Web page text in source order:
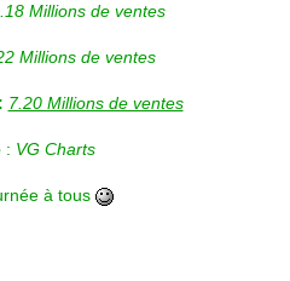
Millions de ventes
Millions de ventes
7.20 Millions de ventes
: VG Charts
à tous